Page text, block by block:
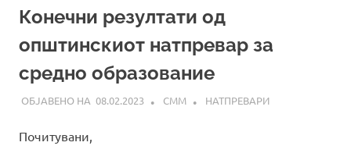
Конечни резултати од
општинскиот натпревар за
средно образование
08.02.2023 СММ НАТПРЕВАРИ
Почитувани,